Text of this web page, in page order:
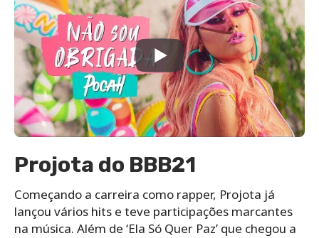
Projota do BBB21
Começando a carreira como rapper, Projota já
lançou vários hits e teve participações marcantes
na música. Além de ‘Ela Só Quer Paz’ que chegou a